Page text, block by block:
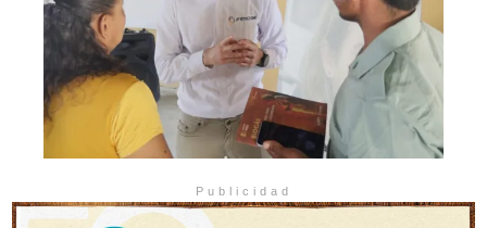
Publicidad